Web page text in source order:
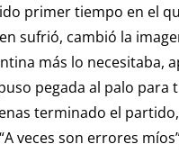
primer tiempo en el
sufrió, cambió la
más lo necesitaba,
pegada al palo para
terminado el
veces son errores